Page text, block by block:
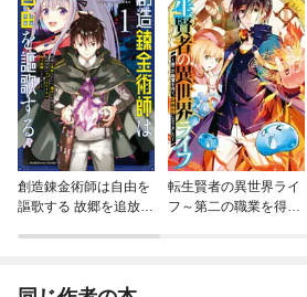
創造錬金術師は自由を
謳歌する 故郷を追放さ
りました
転生賢者の異世界ライ
フ～第二の職業を得